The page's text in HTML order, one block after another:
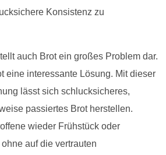
Konsistenz zu
auch Brot ein großes Problem dar.
eine interessante Lösung. Mit dieser
lässt sich schlucksicheres,
passiertes Brot herstellen.
wieder Frühstück oder
auf die vertrauten